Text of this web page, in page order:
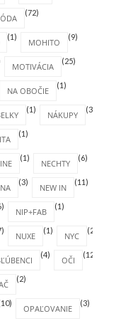
(72)
(1)
MOHITO
(9)
MOTIVÁCIA
(25)
NA OBOČIE
(1)
(1)
NÁKUPY
(31)
(1)
(1)
NECHTY
(6)
(3)
NEW IN
(11)
NIP+FAB
(1)
NUXE
(1)
NYC
(2)
(4)
OČI
(12)
(2)
OPAĽOVANIE
(3)